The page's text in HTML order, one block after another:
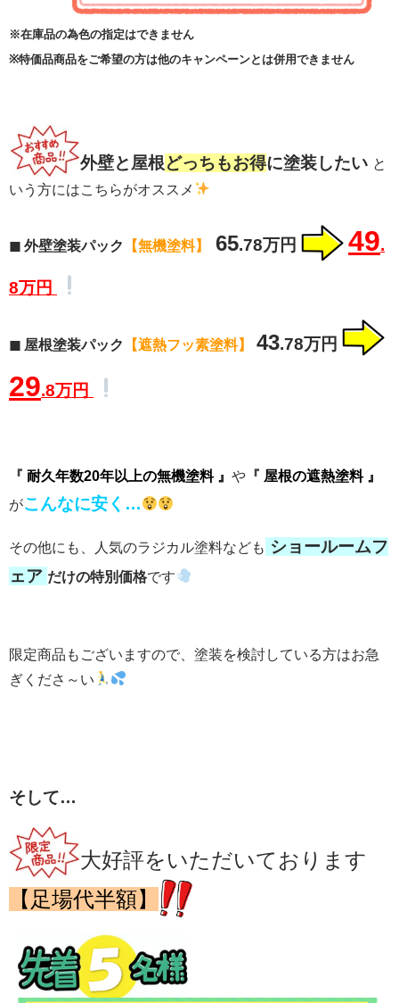
※在庫品の為色の指定はできません
※特価品商品をご希望の方は他のキャンペーンとは併用できません
外壁と屋根どっちもお得に塗装したい と
いう方にはこちらがオススメ
◼ 外壁塗装パック 【無機塗料】 65.78万円 49.
8万円
◼ 屋根塗装パック 【遮熱フッ素塗料】 43.78万円
29.8万円
『 耐久年数20年以上の無機塗料 』 や 『 屋根の遮熱塗料 』
がこんなに安く…
その他にも、人気のラジカル塗料なども ショールームフ
ェア だけの特別価格です
限定商品もございますので、塗装を検討している方はお急
ぎくださ～い
そして…
大好評をいただいております
【足場代半額】